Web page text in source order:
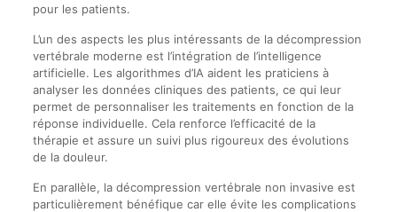
pour les patients.
L’un des aspects les plus intéressants de la décompression
vertébrale moderne est l’intégration de l’intelligence
artificielle. Les algorithmes d’IA aident les praticiens à
analyser les données cliniques des patients, ce qui leur
permet de personnaliser les traitements en fonction de la
réponse individuelle. Cela renforce l’efficacité de la
thérapie et assure un suivi plus rigoureux des évolutions
de la douleur.
En parallèle, la décompression vertébrale non invasive est
particulièrement bénéfique car elle évite les complications